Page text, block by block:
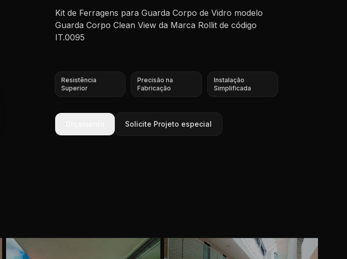
Kit de Ferragens para Guarda Corpo de Vidro modelo
Guarda Corpo Clean View da Marca Rollit de código
IT.0095
Resistência
Superior
Precisão na
Fabricação
Instalação
Simplificada
Orçamento Solicite Projeto especial